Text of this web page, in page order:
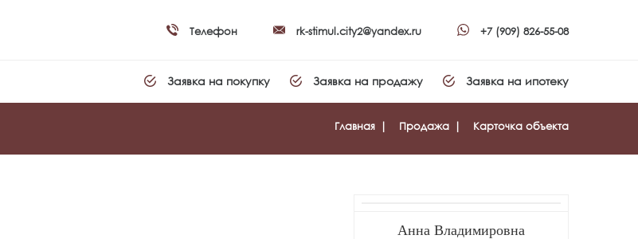
Телефон rk-stimul.city2@yandex.ru +7 (909) 826-55-08
Заявка на покупку Заявка на продажу Заявка на ипотеку
Главная Продажа Карточка объекта
Анна Владимировна